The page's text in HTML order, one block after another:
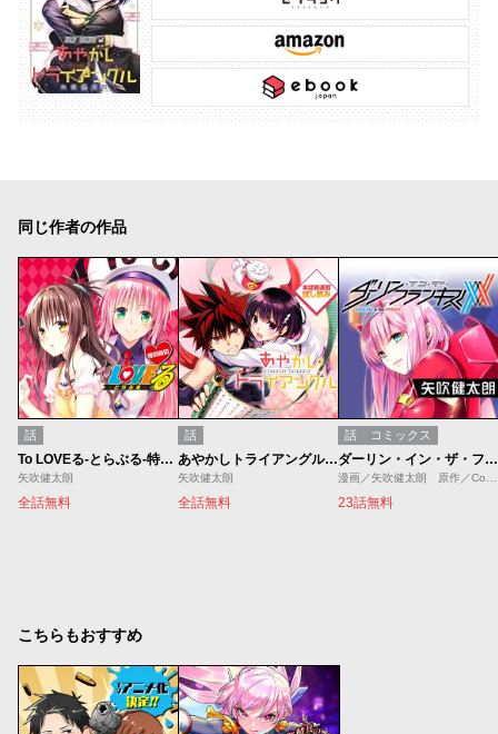
同じ作者の作品
話
To LOVEる-とらぶる-特別読切
矢吹健太朗
全話無料
話
あやかしトライアングル／週刊少年ジャンプ新連載試し読み
矢吹健太朗
全話無料
話 コミックス
ダーリン・イン・ザ・フランキス
23話無料
こちらもおすすめ